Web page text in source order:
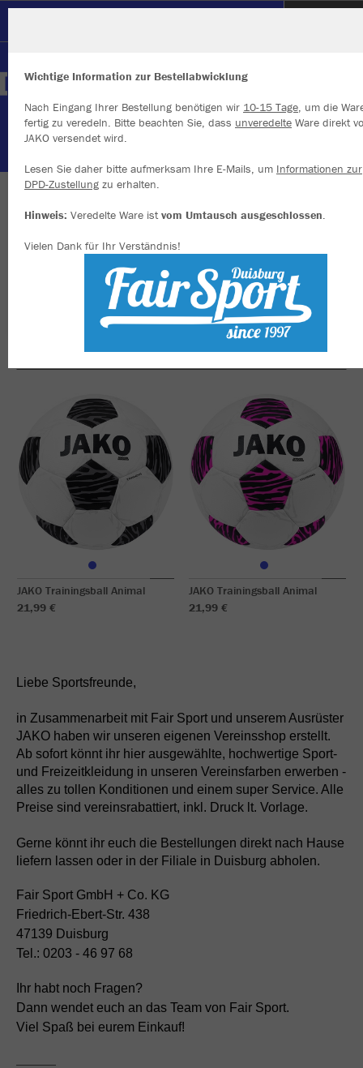
WIR SIND HERTHA
JAKO Trainingsball Animal
21,99 €
JAKO Trainingsball Animal
21,99 €
Liebe Sportsfreunde,
in Zusammenarbeit mit Fair Sport und unserem Ausrüster
JAKO haben wir unseren eigenen Vereinsshop erstellt.
Ab sofort könnt ihr hier ausgewählte, hochwertige Sport-
und Freizeitkleidung in unseren Vereinsfarben erwerben -
alles zu tollen Konditionen und einem super Service. Alle
Preise sind vereinsrabattiert, inkl. Druck lt. Vorlage.
Gerne könnt ihr euch die Bestellungen direkt nach Hause
liefern lassen oder in der Filiale in Duisburg abholen.
Fair Sport GmbH + Co. KG
Friedrich-Ebert-Str. 438
47139 Duisburg
Tel.: 0203 - 46 97 68
Ihr habt noch Fragen?
Dann wendet euch an das Team von Fair Sport.
Viel Spaß bei eurem Einkauf!
Wichtige Information zur Bestellabwicklung
Nach Eingang Ihrer Bestellung benötigen wir 10-15 Tage, um die
fertig zu veredeln. Bitte beachten Sie, dass unveredelte Ware direkt
JAKO versendet wird.
Lesen Sie daher bitte aufmerksam Ihre E-Mails, um Informationen zur
DPD-Zustellung zu erhalten.
Hinweis: Veredelte Ware istvom Umtausch ausgeschlossen.
Vielen Dank für Ihr Verständnis!
Wir verwenden Cookies
Inhalte anzeigen und unsere Website verbessern. Weitere
zu den Cookies findest Du in den Einstellungen.
Alle akzeptieren
Alle ablehnen
mehr Infos
Datenschutz
Impressum